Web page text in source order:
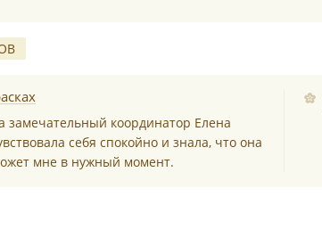
замечательный координатор Елена
себя спокойно и знала, что она
мне в нужный момент.